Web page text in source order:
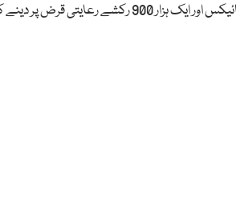
39 ہزار الیکٹرک بائیکس اور ایک ہزار 900 رکشے رعایتی قرض